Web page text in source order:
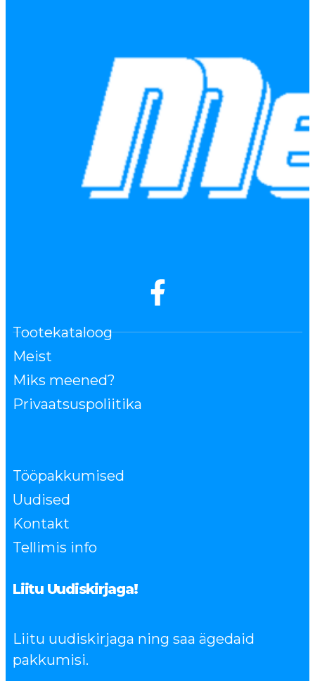
Tootekataloog
Meist
Miks meened?
Privaatsuspoliitika
Tööpakkumised
Uudised
Kontakt
Tellimis info
Liitu Uudiskirjaga!
Liitu uudiskirjaga ning saa ägedaid
pakkumisi.